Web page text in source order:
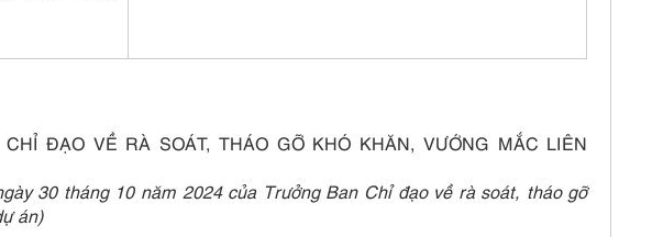
ĐẠO VỀ RÀ SOÁT, THÁO GỠ KHÓ KHĂN, VƯỚNG MẮC LIÊN
30 tháng 10 năm 2024 của Trưởng Ban Chỉ đạo về rà soát, tháo gỡ
án)